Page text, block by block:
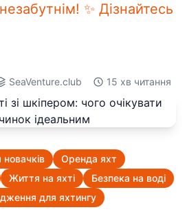
✨ Дізнайтесь
SeaVenture.club 15 хв читання
Оренда яхт
Життя на яхті
Безпека на воді
для яхтингу